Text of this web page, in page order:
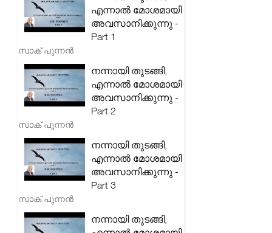
എന്നാൽ മോശമായി
അവസാനിക്കുന്നു -
Part 1
സാക് പുന്നൻ
നന്നായി തുടങ്ങി,
എന്നാൽ മോശമായി
അവസാനിക്കുന്നു -
Part 2
സാക് പുന്നൻ
നന്നായി തുടങ്ങി,
എന്നാൽ മോശമായി
അവസാനിക്കുന്നു -
Part 3
സാക് പുന്നൻ
നന്നായി തുടങ്ങി,